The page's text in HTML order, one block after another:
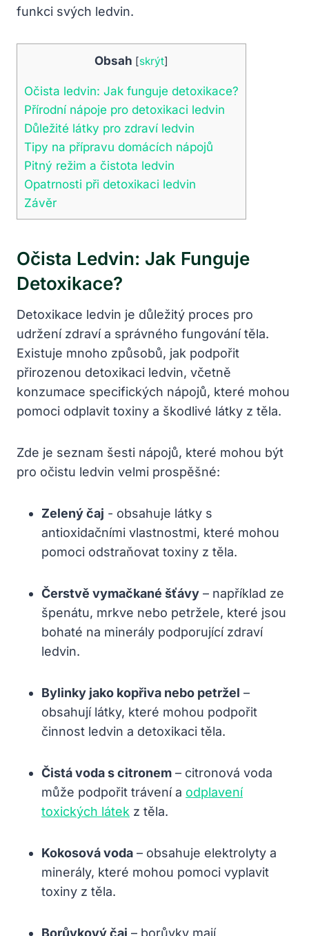
funkci svých ledvin.
Obsah [skrýt]
Očista ⁣ledvin:⁢ Jak​ funguje detoxikace?
Přírodní nápoje⁣ pro detoxikaci ledvin
Důležité⁣ látky pro zdraví ledvin
Tipy na přípravu domácích ‍nápojů
Pitný ⁣režim a čistota ledvin
Opatrnosti při detoxikaci ⁢ledvin
Závěr
Očista ⁣ledvin:⁢ Jak​ Funguje
Detoxikace?
Detoxikace ledvin je​ důležitý proces⁤ pro
udržení zdraví a správného fungování těla.
Existuje mnoho ⁣způsobů, jak podpořit
přirozenou detoxikaci⁣ ledvin, včetně
konzumace specifických nápojů, které mohou
⁣pomoci odplavit toxiny a škodlivé látky z ⁤těla.
Zde je ⁢seznam šesti nápojů, které mohou být
pro‌ očistu ledvin velmi⁤ prospěšné:
Zelený⁣ čaj -⁣ obsahuje látky s
antioxidačními vlastnostmi, které mohou
pomoci ⁤odstraňovat ‌toxiny⁣ z ⁣těla.
Čerstvě vymačkané šťávy – například ze ​
špenátu, ​mrkve nebo petržele, ​které jsou
bohaté na minerály ‌podporující zdraví
ledvin.
Bylinky jako kopřiva⁢ nebo⁣ petržel –
obsahují látky, které mohou​ podpořit
činnost ledvin a ‌detoxikaci těla.
Čistá voda‍ s citronem – citronová voda
může podpořit trávení ​a odplavení
toxických látek ​ z těla.
Kokosová voda – ‌obsahuje elektrolyty a
minerály, které mohou ‌pomoci vyplavit
toxiny​ z těla.
Borůvkový čaj – borůvky mají